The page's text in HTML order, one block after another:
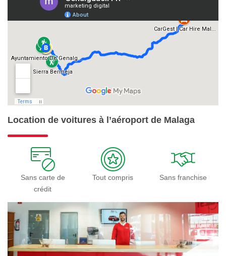
Location de voitures à l’aéroport de Malaga
Sans carte de
crédit
Tout compris Sans franchise